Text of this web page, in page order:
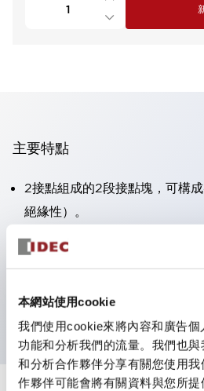
本網站使用cookie
我們使用cookie來將內容和廣告
功能和分析我們的流量。我們也
和分析合作夥伴分享有關您使用
作夥伴可能會將有關資料與您所
主要特點
2接點組成的2段接點塊，可構
絕緣性）。
面板深度39.9mm（※11段接點
接點塊）。可實現省空間設計。
防護結構